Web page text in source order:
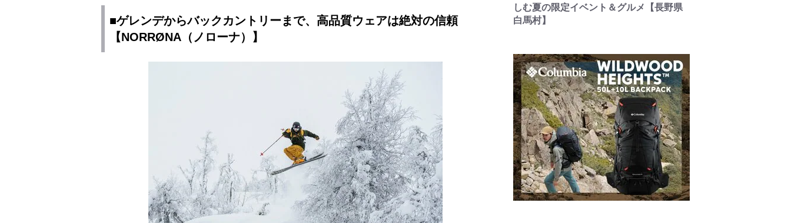
■ゲレンデからバックカントリーまで、高品質ウェアは絶対の信頼
【NORRØNA（ノローナ）】
しむ夏の限定イベント＆グルメ【長野県
白馬村】